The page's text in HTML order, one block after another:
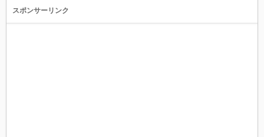
スポンサーリンク